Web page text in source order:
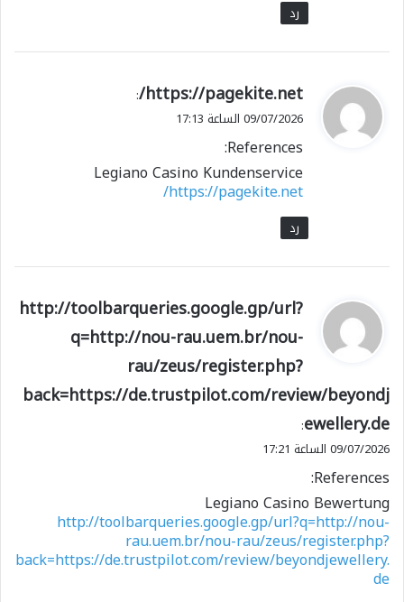
رد
ي
ق
ل
https://pagekite.net/
:
09/07/2026 الساعة 17:13
References:
Legiano Casino Kundenservice
https://pagekite.net/
رد
ي
و
ل
http://toolbarqueries.google.gp/url?
q=http://nou-rau.uem.br/nou-
rau/zeus/register.php?
back=https://de.trustpilot.com/review/beyondj
ewellery.de
:
09/07/2026 الساعة 17:21
References:
Legiano Casino Bewertung
http://toolbarqueries.google.gp/url?q=http://nou-
rau.uem.br/nou-rau/zeus/register.php?
back=https://de.trustpilot.com/review/beyondjewellery.
de